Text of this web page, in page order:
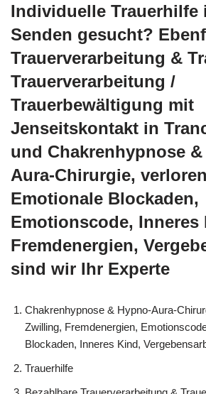
Individuelle Trauerhilfe
Senden gesucht?
Trauerverarbeitung &
Trauerverarbeitung /
Trauerbewältigung mit
Jenseitskontakt in
und Chakrenhypnose
Aura-Chirurgie,
Emotionale Blockaden,
Emotionscode, Inneres
Fremdenergien,
sind wir Ihr Experte
Chakrenhypnose & Hypno-Aura-
Zwilling, Fremdenergien,
Blockaden, Inneres Kind,
Trauerhilfe